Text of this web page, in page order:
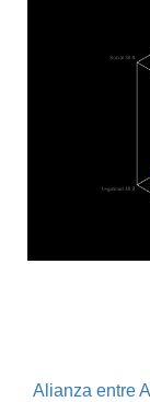
Alianza entre